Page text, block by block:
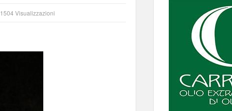
1504 Visualizzazioni